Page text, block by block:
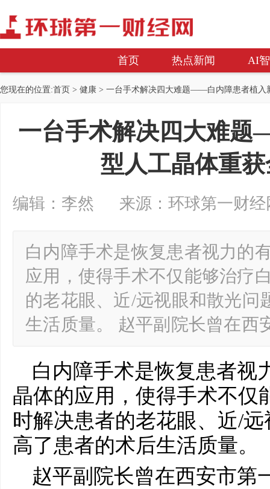
首页 热点新闻 AI
您现在的位置:首页 > 健康 > 一台手术解决四大难题——白内障患者植入
一台手术解决四大难
型人工晶体重
编辑：李然 来源：环球第一财经
白内障手术是恢复患者视力的
应用，使得手术不仅能够治疗
的老花眼、近/远视眼和散光问
生活质量。 赵平副院长曾在
白内障手术是恢复患者视
晶体的应用，使得手术不仅
时解决患者的老花眼、近/
高了患者的术后生活质量。
赵平副院长曾在西安市第